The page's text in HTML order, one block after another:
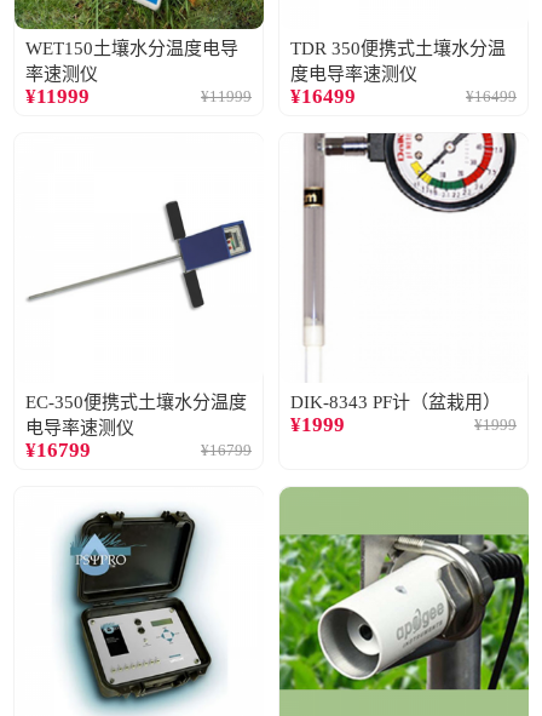
WET150土壤水分温度电导
率速测仪
¥11999 ¥11999
TDR 350便携式土壤水分温
度电导率速测仪
¥16499 ¥16499
EC-350便携式土壤水分温度
电导率速测仪
¥16799 ¥16799
DIK-8343 PF计（盆栽用）
¥1999 ¥1999